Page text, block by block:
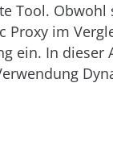
Tool. Obwohl
Proxy im
ein. In dieser